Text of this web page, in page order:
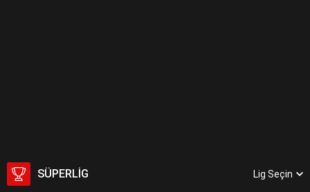
SÜPERLIG Lig Seçin